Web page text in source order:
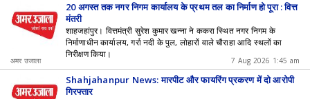
20 अगस्त तक नगर निगम कार्यालय के प्रथम तल का निर्माण हो पूरा : वित्त
मंत्री
शाहजहांपुर। वित्तमंत्री सुरेश कुमार खन्ना ने ककरा स्थित नगर निगम के
निर्माणाधीन कार्यालय, गर्रा नदी के पुल, लोहारों वाले चौराहा आदि स्थलों का
निरीक्षण किया।
अमर उजाला 7 Aug 2026 1:45 am
Shahjahanpur News: मारपीट और फायरिंग प्रकरण में दो आरोपी
गिरफ्तार